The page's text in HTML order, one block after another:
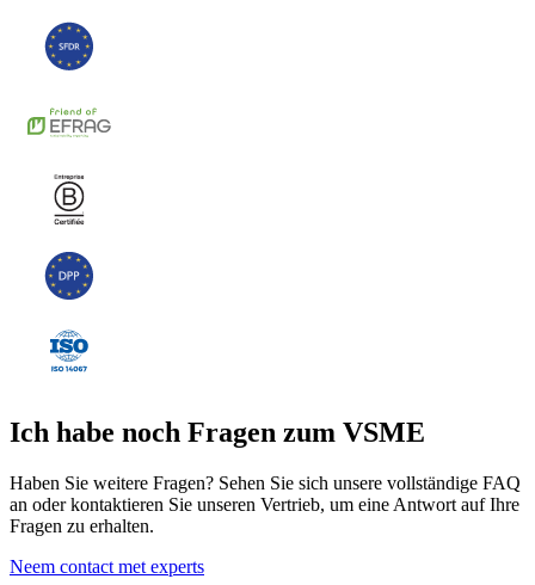
Ich habe noch Fragen zum VSME
Haben Sie weitere Fragen? Sehen Sie sich unsere vollständige FAQ
an oder kontaktieren Sie unseren Vertrieb, um eine Antwort auf Ihre
Fragen zu erhalten.
Neem contact met experts